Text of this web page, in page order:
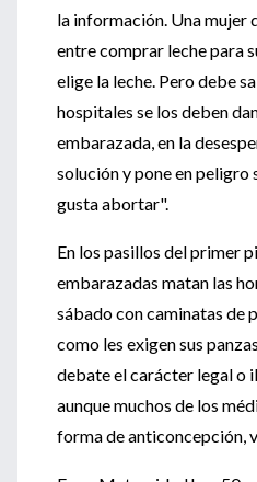
la información. Una mujer
entre comprar leche para
elige la leche. Pero debe
hospitales se los deben
embarazada, en la
solución y pone en peligro
gusta abortar".
En los pasillos del primer
embarazadas matan las
sábado con caminatas de
como les exigen sus
debate el carácter legal o
aunque muchos de los
forma de anticoncepción,